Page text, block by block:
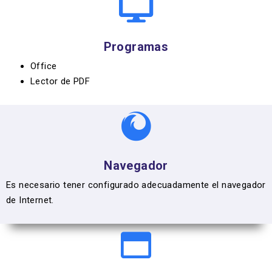
Programas
Office
Lector de PDF
Navegador
Es necesario tener configurado adecuadamente el navegador
de Internet.